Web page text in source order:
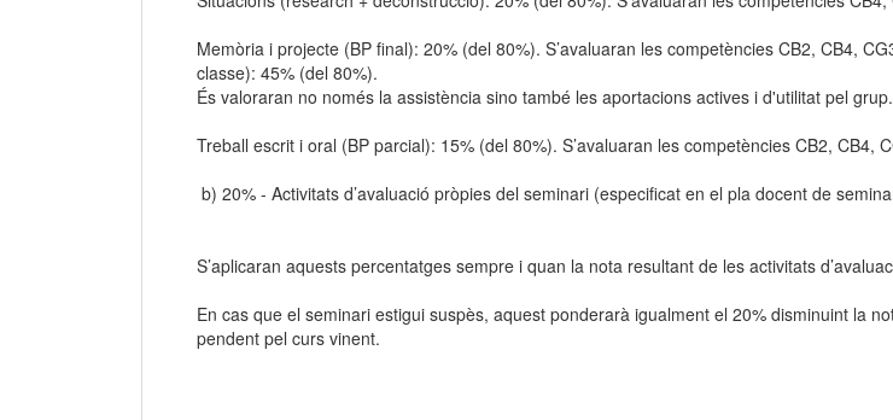
Memòria i projecte (BP final): 20% (del 80%). S’avaluaran les competències CB2,
classe): 45% (del 80%).
És valoraran no només la assistència sino també les aportacions actives i d'utilitat pel
Treball escrit i oral (BP parcial): 15% (del 80%). S’avaluaran les
b) 20% - Activitats d’avaluació pròpies del seminari (especificat en el pla docent de
S’aplicaran aquests percentatges sempre i quan la nota resultant de les activitats
En cas que el seminari estigui suspès, aquest ponderarà igualment el 20% disminuint la
pendent pel curs vinent.